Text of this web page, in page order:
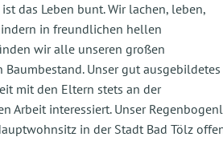
das Leben bunt. Wir lachen, leben,
in freundlichen hellen
wir alle unseren großen
Unser gut
mit den Eltern stets an der
Arbeit interessiert. Unser
in der Stadt Bad Tölz